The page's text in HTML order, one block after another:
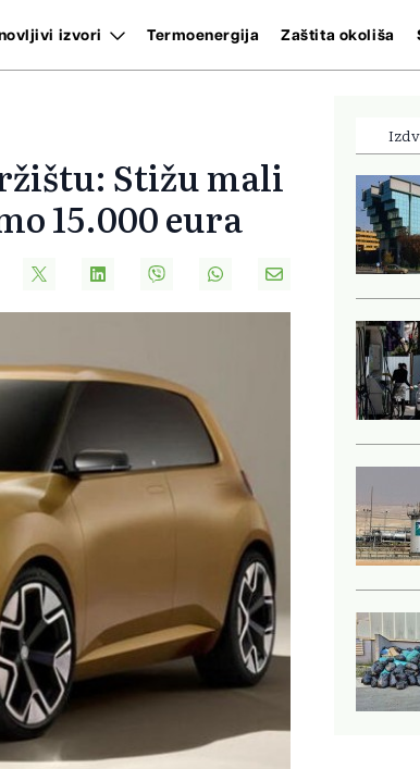
izvori Termoenergija Zaštita okoliša
Stižu mali
15.000 eura